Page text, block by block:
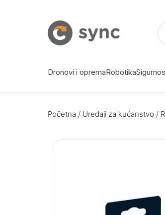
Dronovi i opremaRobotika
Početna / Uređaji za kućanstvo /